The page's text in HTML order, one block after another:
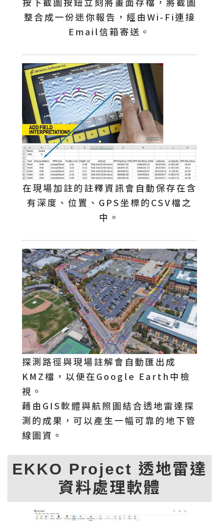
整合成一份迷你報告，經由Wi-Fi連接
Email信箱寄送。
在現場加註的註釋資訊會自動保存在含
有深度、位置、GPS坐標的CSV檔之
中。
探測路徑與現場註解會自動匯出成
KMZ檔，以便在Google Earth中檢
視。
藉由GIS軟體與航照圖結合透地雷達探
測的成果，可以產生一幅可靠的地下管
線圖資。
EKKO Project 透地雷達
資料處理軟體